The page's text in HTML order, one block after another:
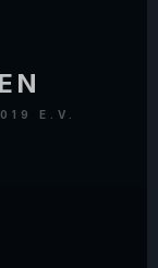
E.V.